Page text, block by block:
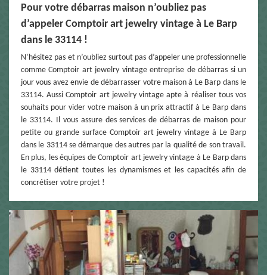
Pour votre débarras maison n’oubliez pas
d’appeler Comptoir art jewelry vintage à Le Barp
dans le 33114 !
N’hésitez pas et n’oubliez surtout pas d’appeler une professionnelle
comme Comptoir art jewelry vintage entreprise de débarras si un
jour vous avez envie de débarrasser votre maison à Le Barp dans le
33114. Aussi Comptoir art jewelry vintage apte à réaliser tous vos
souhaits pour vider votre maison à un prix attractif à Le Barp dans
le 33114. Il vous assure des services de débarras de maison pour
petite ou grande surface Comptoir art jewelry vintage à Le Barp
dans le 33114 se démarque des autres par la qualité de son travail.
En plus, les équipes de Comptoir art jewelry vintage à Le Barp dans
le 33114 détient toutes les dynamismes et les capacités afin de
concrétiser votre projet !